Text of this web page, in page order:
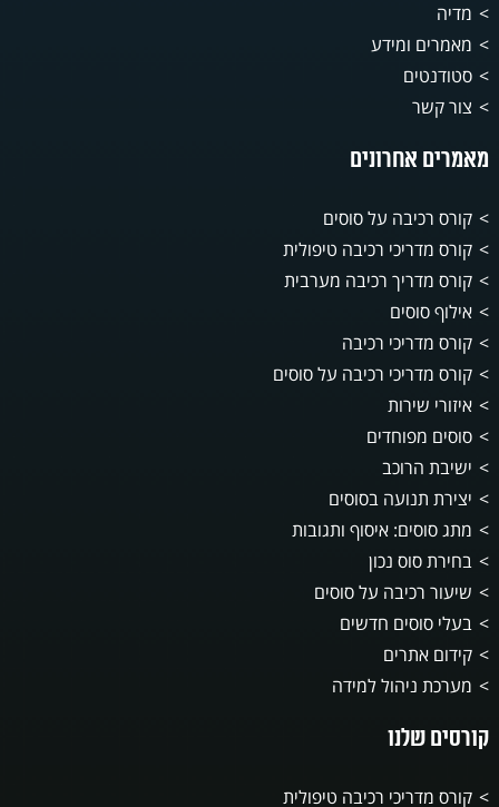
מדיה
מאמרים ומידע
סטודנטים
צור קשר
מאמרים אחרונים
קורס רכיבה על סוסים
קורס מדריכי רכיבה טיפולית
קורס מדריך רכיבה מערבית
אילוף סוסים
קורס מדריכי רכיבה
קורס מדריכי רכיבה על סוסים
איזורי שירות
סוסים מפוחדים
ישיבת הרוכב
יצירת תנועה בסוסים
מתג סוסים: איסוף ותגובות
בחירת סוס נכון
שיעור רכיבה על סוסים
בעלי סוסים חדשים
קידום אתרים
מערכת ניהול למידה
קורסים שלנו
קורס מדריכי רכיבה טיפולית